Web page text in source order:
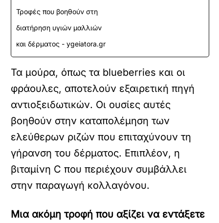
Τροφές που βοηθούν στη
διατήρηση υγιών μαλλιών
και δέρματος - ygeiatora.gr
Τα μούρα, όπως τα blueberries και οι
φράουλες, αποτελούν εξαιρετική πηγή
αντιοξειδωτικών. Οι ουσίες αυτές
βοηθούν στην καταπολέμηση των
ελεύθερων ριζών που επιταχύνουν τη
γήρανση του δέρματος. Επιπλέον, η
βιταμίνη C που περιέχουν συμβάλλει
στην παραγωγή κολλαγόνου.
Μια ακόμη τροφή που αξίζει να εντάξετε